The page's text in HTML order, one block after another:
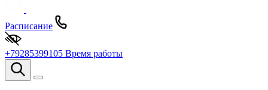
Расписание
+79285399105 Время работы